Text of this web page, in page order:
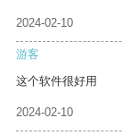
2024-02-10
游客
这个软件很好用
2024-02-10